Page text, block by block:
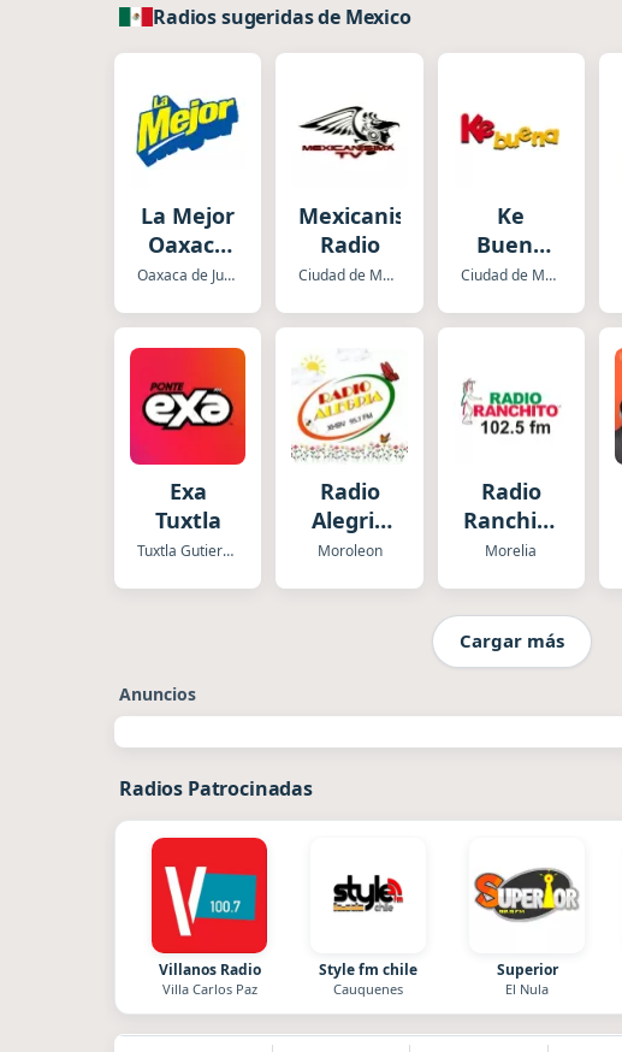
Radios sugeridas de Mexico
La Mejor
Oaxaca
de Juarez
Oaxaca de Juarez
Mexicanisima
Radio
Ciudad de Mexico
Ke
Buena
MéxicoCiudad de Mexico
Exa
Tuxtla
Tuxtla Gutierrez
Radio
Alegria
XHBV
Moroleon
Radio
Ranchito
Morelia
Morelia
Cargar más
Anuncios
Radios Patrocinadas
Villanos Radio
Villa Carlos Paz
Style fm chile
Cauquenes
Superior
El Nula